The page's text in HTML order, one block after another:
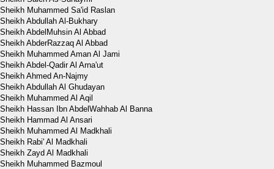
Sheikh Muhammed Sa'id Raslan
Sheikh Abdullah Al-Bukhary
Sheikh AbdelMuhsin Al Abbad
Sheikh AbderRazzaq Al Abbad
Sheikh Muhammed Aman Al Jami
Sheikh Abdel-Qadir Al Arna'ut
Sheikh Ahmed An-Najmy
Sheikh Abdullah Al Ghudayan
Sheikh Muhammed Al Aqil
Sheikh Hassan Ibn AbdelWahhab Al Banna
Sheikh Hammad Al Ansari
Sheikh Muhammed Al Madkhali
Sheikh Rabi' Al Madkhali
Sheikh Zayd Al Madkhali
Sheikh Muhammed Bazmoul